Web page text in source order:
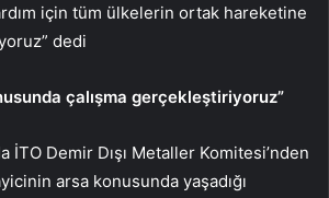
için tüm ülkelerin ortak hareketine
dedi
çalışma gerçekleştiriyoruz”
İTO Demir Dışı Metaller Komitesi’nden
arsa konusunda yaşadığı